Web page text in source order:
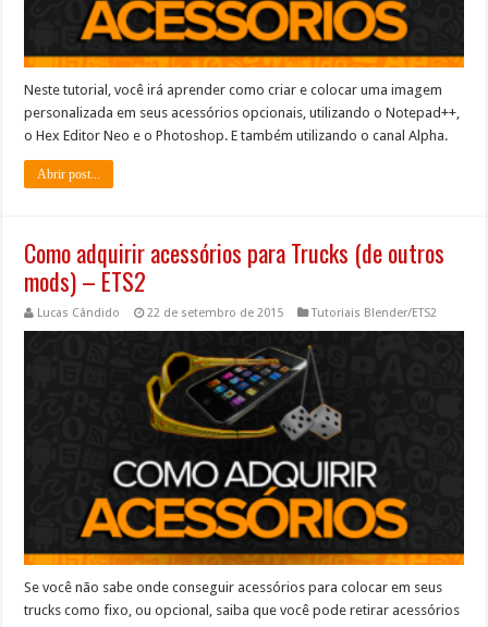
Neste tutorial, você irá aprender como criar e colocar uma imagem
personalizada em seus acessórios opcionais, utilizando o Notepad++,
o Hex Editor Neo e o Photoshop. E também utilizando o canal Alpha.
Abrir post...
Como adquirir acessórios para Trucks (de outros
mods) – ETS2
Lucas Cândido 22 de setembro de 2015 Tutoriais Blender/ETS2
Se você não sabe onde conseguir acessórios para colocar em seus
trucks como fixo, ou opcional, saiba que você pode retirar acessórios